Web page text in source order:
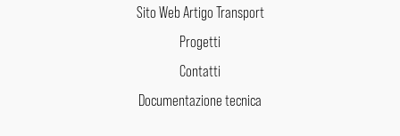
Sito Web Artigo Transport
Progetti
Contatti
Documentazione tecnica